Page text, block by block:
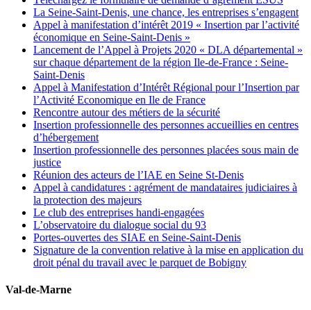
La Seine-Saint-Denis, une chance, les entreprises s’engagent
Appel à manifestation d’intérêt 2019 « Insertion par l’activité
économique en Seine-Saint-Denis »
Lancement de l’Appel à Projets 2020 « DLA départemental »
sur chaque département de la région Ile-de-France : Seine-
Saint-Denis
Appel à Manifestation d’Intérêt Régional pour l’Insertion par
l’Activité Economique en Ile de France
Rencontre autour des métiers de la sécurité
Insertion professionnelle des personnes accueillies en centres
d’hébergement
Insertion professionnelle des personnes placées sous main de
justice
Réunion des acteurs de l’IAE en Seine St-Denis
Appel à candidatures : agrément de mandataires judiciaires à
la protection des majeurs
Le club des entreprises handi-engagées
L’observatoire du dialogue social du 93
Portes-ouvertes des SIAE en Seine-Saint-Denis
Signature de la convention relative à la mise en application du
droit pénal du travail avec le parquet de Bobigny
Val-de-Marne